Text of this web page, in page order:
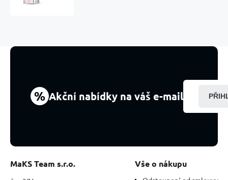
lásky,
cestování
% Akční nabídky na váš e-mail
MaKS Team s.r.o. Vše o nákupu